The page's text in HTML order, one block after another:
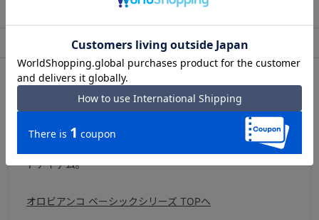
アフターサービス お買い物ガイド
シリーズについて
革使いやオリジナルのメタルパーツなど、随所にオロビア
ンコならではのクラフトデザインが感じられるスタンダー
ドアイテム。
オロビアンコ ベーシックシリーズ TOPへ